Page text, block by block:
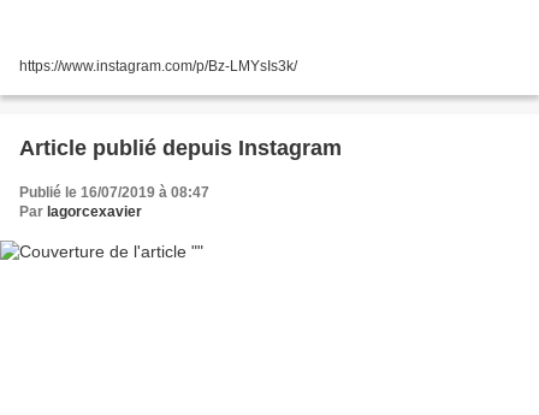
https://www.instagram.com/p/Bz-LMYsIs3k/
Article publié depuis Instagram
Publié le 16/07/2019 à 08:47
Par lagorcexavier